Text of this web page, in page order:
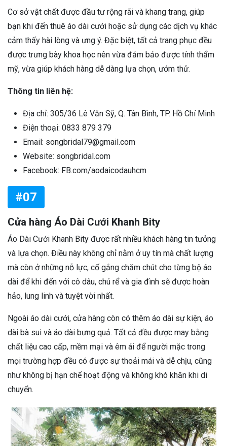
Cơ sở vật chất được đầu tư rộng rãi và khang trang, giúp
bạn khi đến thuê áo dài cưới hoặc sử dụng các dịch vụ khác
cảm thấy hài lòng và ưng ý. Đặc biệt, tất cả trang phục đều
được trưng bày khoa học nên vừa đảm bảo được tính thẩm
mỹ, vừa giúp khách hàng dễ dàng lựa chọn, ướm thử.
Thông tin liên hệ:
Địa chỉ: 305/36 Lê Văn Sỹ, Q. Tân Bình, TP. Hồ Chí Minh
Điện thoại: 0833 879 379
Email: songbridal79@gmail.com
Website: songbridal.com
Facebook: FB.com/aodaicodauhcm
#07
Cửa hàng Áo Dài Cưới Khanh Bity
Áo Dài Cưới Khanh Bity được rất nhiều khách hàng tin tưởng
và lựa chọn. Điều này không chỉ nằm ở uy tín mà chất lượng
mà còn ở những nỗ lực, cố gắng chăm chút cho từng bộ áo
dài để khi đến với cô dâu, chú rể và gia đình sẽ được hoàn
hảo, lung linh và tuyệt vời nhất.
Ngoài áo dài cưới, cửa hàng còn có thêm áo dài sự kiện, áo
dài bà sui và áo dài bưng quả. Tất cả đều được may bằng
chất liệu cao cấp, mềm mại và êm ái để người mặc trong
mọi trường hợp đều có được sự thoải mái và dễ chịu, cũng
như không bị hạn chế hoạt động và không khó khăn khi di
chuyển.